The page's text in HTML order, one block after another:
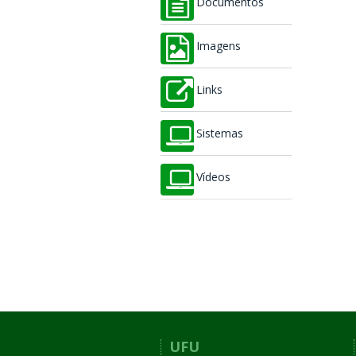
Documentos
Imagens
Links
Sistemas
Vídeos
UFU